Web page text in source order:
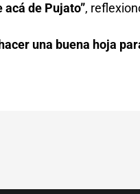
acá de Pujato”,
una buena hoja